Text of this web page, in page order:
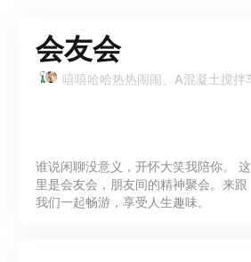
会友会
嘻嘻哈哈热热闹闹、A混凝土搅拌
谁说闲聊没意义，开怀大笑我陪你。 这
里是会友会，朋友间的精神聚会。来跟
我们一起畅游，享受人生趣味。